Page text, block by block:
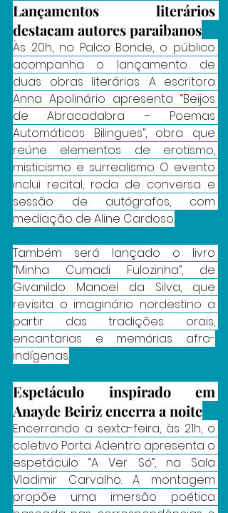
Lançamentos literários
destacam autores paraibanos
Às 20h, no Palco Bonde, o público
acompanha o lançamento de
duas obras literárias. A escritora
Anna Apolinário apresenta “Beijos
de Abracadabra – Poemas
Automáticos Bilingues”, obra que
reúne elementos de erotismo,
misticismo e surrealismo. O evento
inclui recital, roda de conversa e
sessão de autógrafos, com
mediação de Aline Cardoso.
Também será lançado o livro
“Minha Cumadi Fulozinha”, de
Givanildo Manoel da Silva, que
revisita o imaginário nordestino a
partir das tradições orais,
encantarias e memórias afro-
indígenas.
Espetáculo inspirado em
Anayde Beiriz encerra a noite
Encerrando a sexta-feira, às 21h, o
coletivo Porta Adentro apresenta o
espetáculo “A Ver Só”, na Sala
Vladimir Carvalho. A montagem
propõe uma imersão poética